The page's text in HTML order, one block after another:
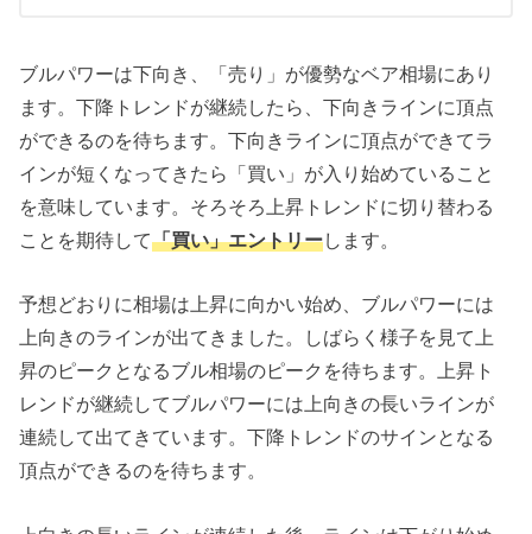
ブルパワーは下向き、「売り」が優勢なベア相場にあり
ます。下降トレンドが継続したら、下向きラインに頂点
ができるのを待ちます。下向きラインに頂点ができてラ
インが短くなってきたら「買い」が入り始めていること
を意味しています。そろそろ上昇トレンドに切り替わる
ことを期待して「買い」エントリーします。
予想どおりに相場は上昇に向かい始め、ブルパワーには
上向きのラインが出てきました。しばらく様子を見て上
昇のピークとなるブル相場のピークを待ちます。上昇ト
レンドが継続してブルパワーには上向きの長いラインが
連続して出てきています。下降トレンドのサインとなる
頂点ができるのを待ちます。